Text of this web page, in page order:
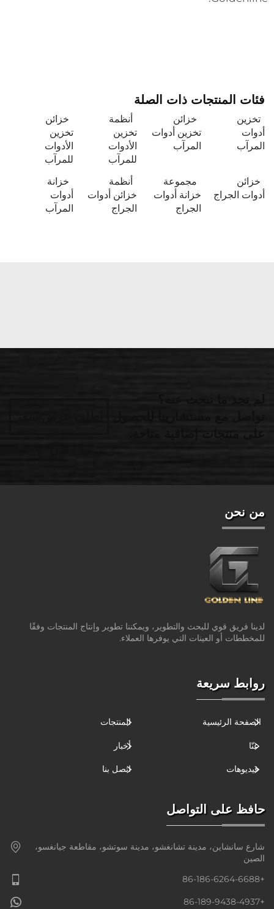
فئات المنتجات ذات الصلة
تخزين
أدوات
المرآب
خزائن
تخزين أدوات
المرآب
أنظمة
تخزين
الأدوات
للمرآب
خزائن
تخزين
الأدوات
للمرآب
خزائن
أدوات الجراج
مجموعة
خزانة أدوات
الجراج
أنظمة
خزائن أدوات
الجراج
خزانة
أدوات
المرآب
من نحن
لدينا فريق قوي للبحث والتطوير، ويمكننا تطوير وإنتاج المنتجات وفقًا
للمخططات أو العينات التي يوفرها العملاء.
روابط سريعة
الصفحة الرئيسية المنتجات
عنّا أخبار
فيديوهات اتصل بنا
حافظ على التواصل
شارع سانشاين، مدينة تشانغشو، مدينة سوتشو، مقاطعة جيانغسو،
الصين
+86-186-6264-6688
+86-189-9438-4937